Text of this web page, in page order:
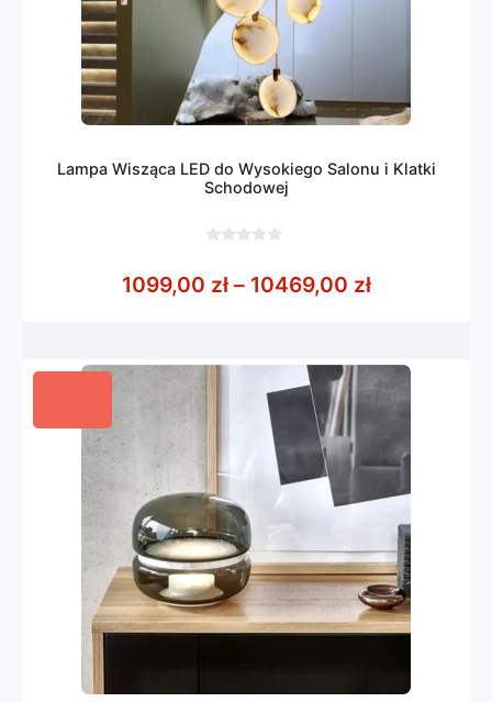
Lampa Wisząca LED do Wysokiego Salonu i Klatki
Schodowej
5
1099,00 zł – 10469,00 złZakres